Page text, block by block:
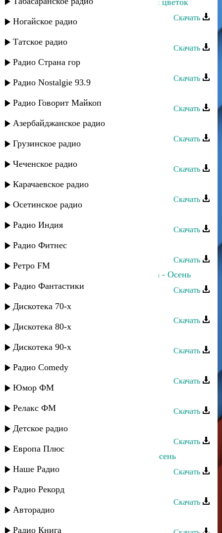
Ногайское радио
Татское радио
Радио Страна гор
Радио Nostalgie 93.9
Радио Говорит Майкоп
Азербайджанское радио
Грузинское радио
Чеченское радио
Карачаевское радио
Осетинское радио
Радио Индия
Радио Фитнес
Ретро FM
Радио Фантастики
Дискотека 70-х
Дискотека 80-х
Дискотека 90-х
Радио Comedy
Юмор ФМ
Релакс ФМ
Детское радио
Европа Плюс
Наше Радио
Радио Рекорд
Авторадио
Радио Книга
Фатима, Петимат Хамзатова - Мой цветок
Скачать
Скачать
Султан Лагучев - Скучает осень
Скачать
Скачать
Хеда Хамзатова - Са Даймохк
Скачать
Скачать
Разия - Осень
Скачать
Скачать
Прямое попадание - Осень
Скачать
Прямое попадание и Таня Даниева - Осень
Скачать
Альберт Султанахмедов - Осень
Скачать
Скачать
Гусейн Манапов - Осень постой
Скачать
Казбек Шааев - Осень наступила
Скачать
Казбек Шааев - Осень
Скачать
Казбек Шааев - А у меня сегодня осень
Скачать
Захар Рафаилов - Осень
Скачать
Марьям Дандамаева - Осень